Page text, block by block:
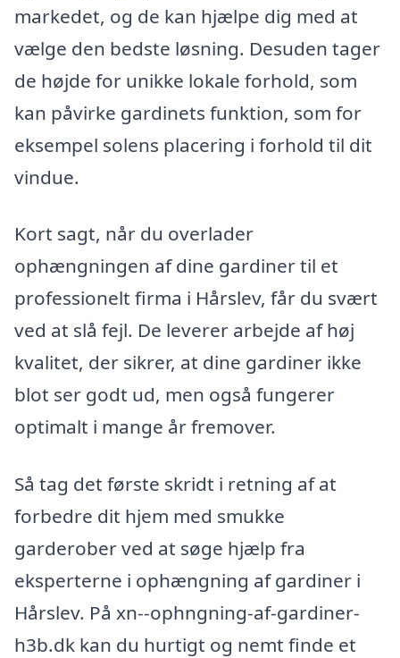
markedet, og de kan hjælpe dig med at
vælge den bedste løsning. Desuden tager
de højde for unikke lokale forhold, som
kan påvirke gardinets funktion, som for
eksempel solens placering i forhold til dit
vindue.
Kort sagt, når du overlader
ophængningen af dine gardiner til et
professionelt firma i Hårslev, får du svært
ved at slå fejl. De leverer arbejde af høj
kvalitet, der sikrer, at dine gardiner ikke
blot ser godt ud, men også fungerer
optimalt i mange år fremover.
Så tag det første skridt i retning af at
forbedre dit hjem med smukke
garderober ved at søge hjælp fra
eksperterne i ophængning af gardiner i
Hårslev. På xn--ophngning-af-gardiner-
h3b.dk kan du hurtigt og nemt finde et